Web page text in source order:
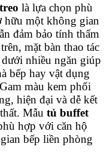
là lựa chọn phù
hữu một không gian
đảm bảo tính thẩm
mặt bàn thao tác
nhiều ngăn giúp
bếp hay vật dụng
màu kem phối
hiện đại và dễ kết
Mẫu tủ buffet
hợp với căn hộ
bếp liền phòng